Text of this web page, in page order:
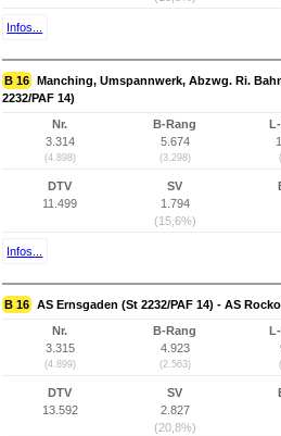
Infos...
B 16 Manching, Umspannwerk, Abzwg. Ri.
2232/PAF 14)
Nr.
3.314
(4.898)
B-Rang
5.674
(3.298)
DTV
11.499
SV
1.794
(15,6%)
Infos...
B 16 AS Ernsgaden (St 2232/PAF 14) - AS
Nr.
3.315
(4.899)
B-Rang
4.923
(2.563)
DTV
13.592
SV
2.827
(20,8%)